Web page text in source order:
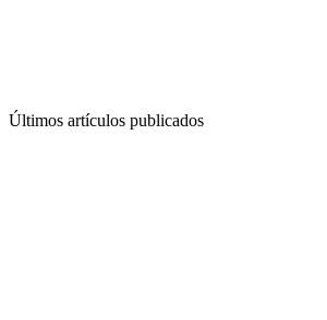
Últimos artículos publicados